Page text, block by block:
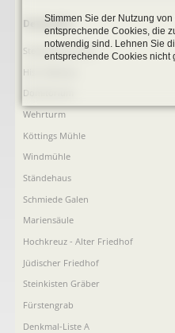
Navigation
überspringen
Denkmale
Stephanus-Kirche
Hist. Rathaus
Domitorium
Wehrturm
Köttings Mühle
Windmühle
Ständehaus
Schmiede Galen
Mariensäule
Hochkreuz - Alter Friedhof
Jüdischer Friedhof
Steinkisten Gräber
Fürstengrab
Denkmal-Liste A
Stimmen Sie der Nutzung
entsprechende Cookies, die
notwendig sind. Lehnen Sie
entsprechende Cookies nicht